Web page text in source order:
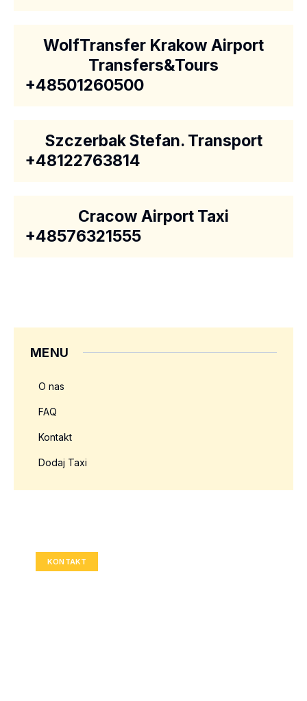
WolfTransfer Krakow Airport
Transfers&Tours
+48501260500
Szczerbak Stefan. Transport
+48122763814
Cracow Airport Taxi
+48576321555
MENU
O nas
FAQ
Kontakt
Dodaj Taxi
KONTAKT